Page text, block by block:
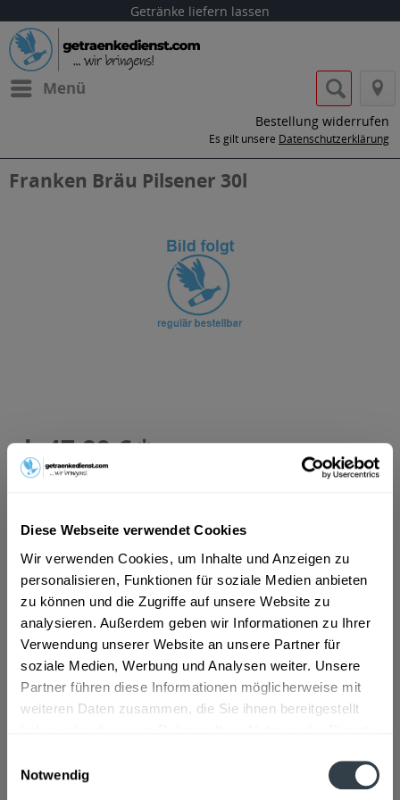
Diese Webseite verwendet Cookies
Wir verwenden Cookies, um Inhalte und Anzeigen zu
personalisieren, Funktionen für soziale Medien anbieten
zu können und die Zugriffe auf unsere Website zu
analysieren. Außerdem geben wir Informationen zu Ihrer
Verwendung unserer Website an unsere Partner für
soziale Medien, Werbung und Analysen weiter. Unsere
Partner führen diese Informationen möglicherweise mit
weiteren Daten zusammen, die Sie ihnen bereitgestellt
Notwendig
Getränke liefern lassen
Menü
Bestellung widerrufen
Es gilt unsere Datenschutzerklärung
Franken Bräu Pilsener 30l
ab 47,89 € *
Inhalt:30 Liter (1,60 € * / 1 Liter)
MEHRWEG
+30,00 € Pfand
In denWarenkorb
Artikel-Nr.:
25478
Verfügbar in:
Beschreibung